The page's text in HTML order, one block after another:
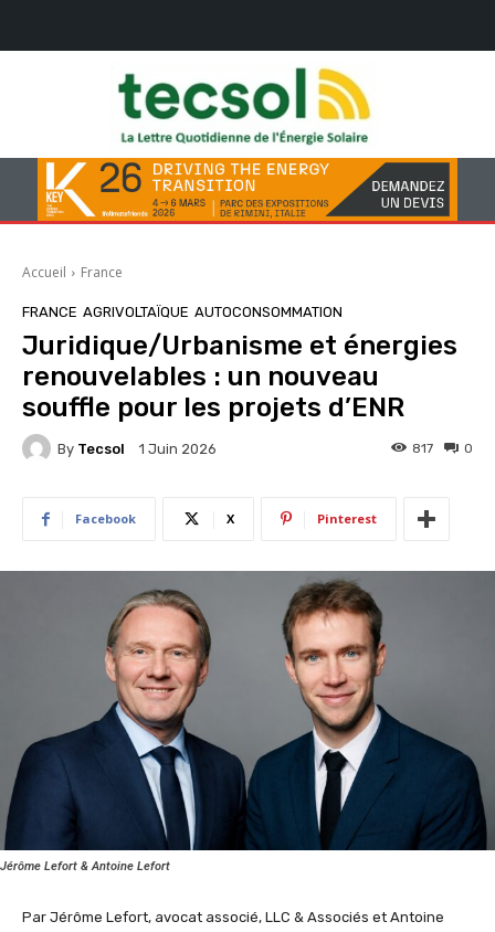
Accueil France
FRANCE AGRIVOLTAÏQUE AUTOCONSOMMATION
Juridique/Urbanisme et énergies
renouvelables : un nouveau
souffle pour les projets d’ENR
By Tecsol 1 Juin 2026 0
817
Facebook X Pinterest
Jérôme Lefort & Antoine Lefort
Par Jérôme Lefort, avocat associé, LLC & Associés et Antoine